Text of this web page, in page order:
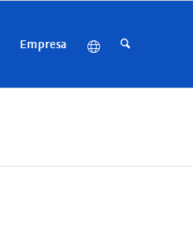
Empresa